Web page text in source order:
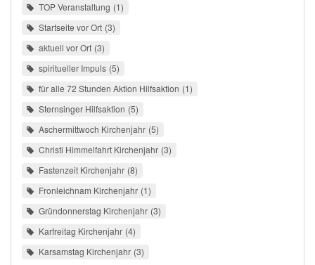
TOP Veranstaltung 1
Startseite vor Ort 3
aktuell vor Ort 3
spiritueller Impuls 5
für alle 72 Stunden Aktion Hilfsaktion 1
Sternsinger Hilfsaktion 5
Aschermittwoch Kirchenjahr 5
Christi Himmelfahrt Kirchenjahr 3
Fastenzeit Kirchenjahr 8
Fronleichnam Kirchenjahr 1
Gründonnerstag Kirchenjahr 3
Karfreitag Kirchenjahr 4
Karsamstag Kirchenjahr 3